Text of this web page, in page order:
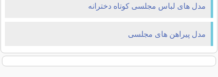
مدل های لباس مجلسی کوتاه دخترانه
مدل پیراهن های مجلسی